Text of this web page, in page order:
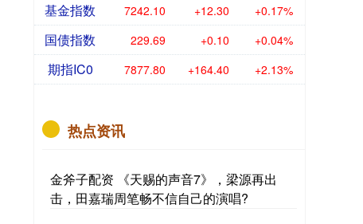
基金指数 7242.10 +12.30 +0.17%
国债指数 229.69 +0.10 +0.04%
期指IC0 7877.80 +164.40 +2.13%
热点资讯
金斧子配资 《天赐的声音7》，梁源再出
击，田嘉瑞周笔畅不信自己的演唱?